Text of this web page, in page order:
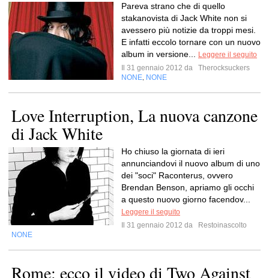
Pareva strano che di quello
stakanovista di Jack White non si
avessero più notizie da troppi mesi.
E infatti eccolo tornare con un nuovo
album in versione...
Leggere il seguito
Il 31 gennaio 2012 da
Therocksuckers
NONE NONE
Love Interruption, La nuova canzone
di Jack White
Ho chiuso la giornata di ieri
annunciandovi il nuovo album di uno
dei "soci" Raconterus, ovvero
Brendan Benson, apriamo gli occhi
a questo nuovo giorno facendov...
Leggere il seguito
Il 31 gennaio 2012 da
Restoinascolto
NONE
Rome: ecco il video di Two Against